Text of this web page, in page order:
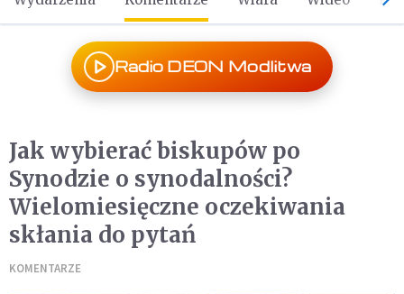
Radio DEON Modlitwa
Jak wybierać biskupów po
Synodzie o synodalności?
Wielomiesięczne oczekiwania
skłania do pytań
KOMENTARZE